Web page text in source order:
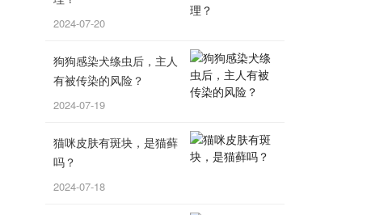
2024-07-20
狗狗感染犬绦虫后，主人
有被传染的风险？
2024-07-19
猫咪皮肤有斑块，是猫藓
吗？
2024-07-18